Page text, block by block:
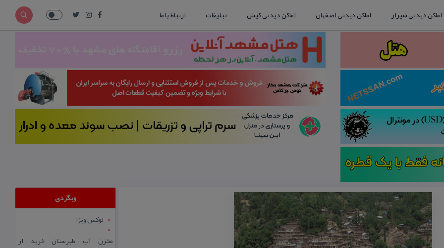
اماکن دیدنی شیراز اماکن دیدنی اصفهان اماکن دیدنی کیش تبلیغات ارتباط با ما
وبگردی
لوکس ویزا
مخزن آب طبرستان خرید از